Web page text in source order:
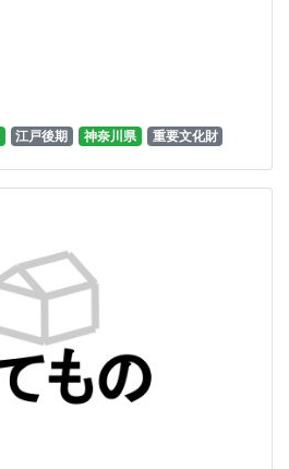
江戸後期 神奈川県 重要文化財